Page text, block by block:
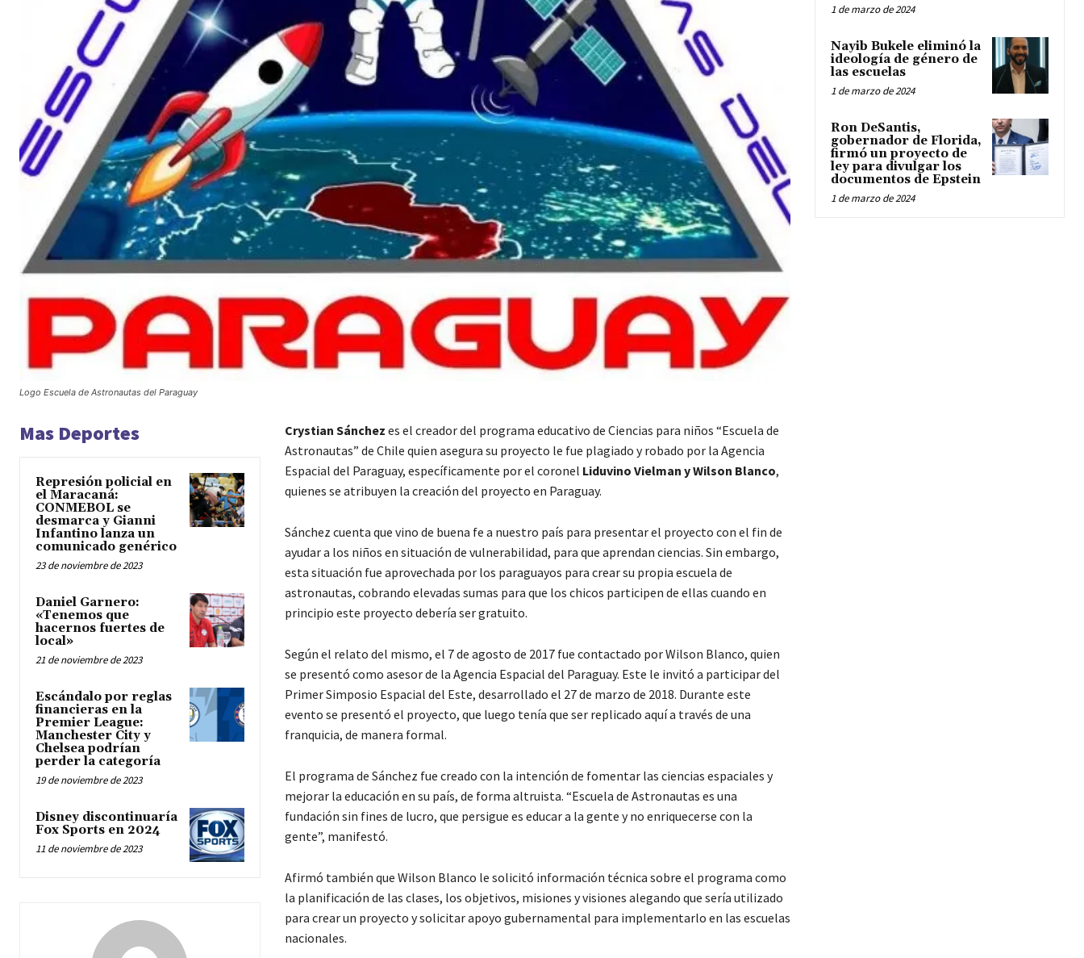
Logo Escuela de Astronautas del Paraguay
Mas Deportes
Represión policial en
el Maracaná:
CONMEBOL se
desmarca y Gianni
Infantino lanza un
comunicado genérico
23 de noviembre de 2023
Daniel Garnero:
«Tenemos que
hacernos fuertes de
local»
21 de noviembre de 2023
Escándalo por reglas
financieras en la
Premier League:
Manchester City y
Chelsea podrían
perder la categoría
19 de noviembre de 2023
Disney discontinuaría
Fox Sports en 2024
11 de noviembre de 2023
Crystian Sánchez es el creador del programa educativo de Ciencias para niños “Escuela de
Astronautas” de Chile quien asegura su proyecto le fue plagiado y robado por la Agencia
Espacial del Paraguay, específicamente por el coronel Liduvino Vielman y Wilson Blanco,
quienes se atribuyen la creación del proyecto en Paraguay.
Sánchez cuenta que vino de buena fe a nuestro país para presentar el proyecto con el fin de
ayudar a los niños en situación de vulnerabilidad, para que aprendan ciencias. Sin embargo,
esta situación fue aprovechada por los paraguayos para crear su propia escuela de
astronautas, cobrando elevadas sumas para que los chicos participen de ellas cuando en
principio este proyecto debería ser gratuito.
Según el relato del mismo, el 7 de agosto de 2017 fue contactado por Wilson Blanco, quien
se presentó como asesor de la Agencia Espacial del Paraguay. Este le invitó a participar del
Primer Simposio Espacial del Este, desarrollado el 27 de marzo de 2018. Durante este
evento se presentó el proyecto, que luego tenía que ser replicado aquí a través de una
franquicia, de manera formal.
El programa de Sánchez fue creado con la intención de fomentar las ciencias espaciales y
mejorar la educación en su país, de forma altruista. “Escuela de Astronautas es una
fundación sin fines de lucro, que persigue es educar a la gente y no enriquecerse con la
gente”, manifestó.
Afirmó también que Wilson Blanco le solicitó información técnica sobre el programa como
la planificación de las clases, los objetivos, misiones y visiones alegando que sería utilizado
para crear un proyecto y solicitar apoyo gubernamental para implementarlo en las escuelas
nacionales.
1 de marzo de 2024
Nayib Bukele eliminó la
ideología de género de
las escuelas
1 de marzo de 2024
Ron DeSantis,
gobernador de Florida,
firmó un proyecto de
ley para divulgar los
documentos de Epstein
1 de marzo de 2024